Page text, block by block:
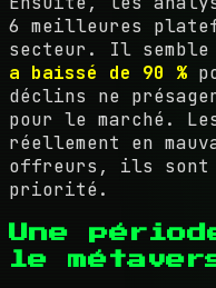
6 meilleures
secteur. Il semble
a baissé de 90 %
déclins ne
pour le marché.
réellement en
offreurs, ils sont
priorité.
Une
le